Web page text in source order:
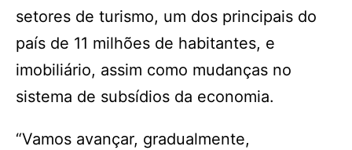
setores de turismo, um dos principais do
país de 11 milhões de habitantes, e
imobiliário, assim como mudanças no
sistema de subsídios da economia.
“Vamos avançar, gradualmente,